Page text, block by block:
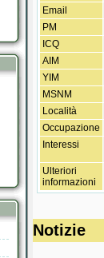
Email
PM
ICQ
AIM
YIM
MSNM
Località
Occupazione
Interessi
Ulteriori
informazioni
Notizie